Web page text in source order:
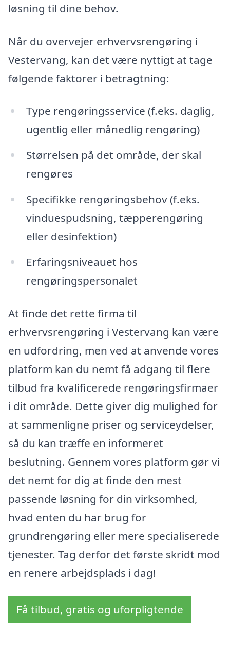
løsning til dine behov.
Når du overvejer erhvervsrengøring i
Vestervang, kan det være nyttigt at tage
følgende faktorer i betragtning:
Type rengøringsservice (f.eks. daglig,
ugentlig eller månedlig rengøring)
Størrelsen på det område, der skal
rengøres
Specifikke rengøringsbehov (f.eks.
vinduespudsning, tæpperengøring
eller desinfektion)
Erfaringsniveauet hos
rengøringspersonalet
At finde det rette firma til
erhvervsrengøring i Vestervang kan være
en udfordring, men ved at anvende vores
platform kan du nemt få adgang til flere
tilbud fra kvalificerede rengøringsfirmaer
i dit område. Dette giver dig mulighed for
at sammenligne priser og serviceydelser,
så du kan træffe en informeret
beslutning. Gennem vores platform gør vi
det nemt for dig at finde den mest
passende løsning for din virksomhed,
hvad enten du har brug for
grundrengøring eller mere specialiserede
tjenester. Tag derfor det første skridt mod
en renere arbejdsplads i dag!
Få tilbud, gratis og uforpligtende